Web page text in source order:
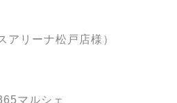
アリーナ松戸店様）
マルシェ